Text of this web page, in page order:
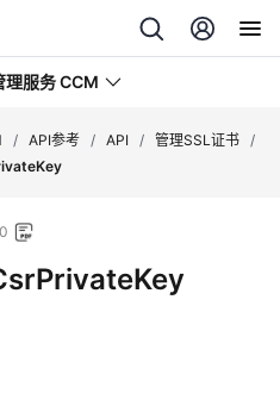
理服务 CCM
/ API参考 / API / 管理SSL证书 /